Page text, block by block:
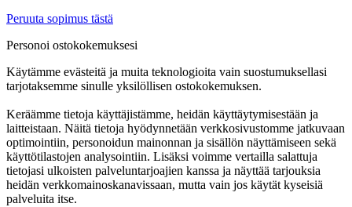
Peruuta sopimus tästä
Personoi ostokokemuksesi
Käytämme evästeitä ja muita teknologioita vain suostumuksellasi
tarjotaksemme sinulle yksilöllisen ostokokemuksen.
Keräämme tietoja käyttäjistämme, heidän käyttäytymisestään ja
laitteistaan. Näitä tietoja hyödynnetään verkkosivustomme jatkuvaan
optimointiin, personoidun mainonnan ja sisällön näyttämiseen sekä
käyttötilastojen analysointiin. Lisäksi voimme vertailla salattuja
tietojasi ulkoisten palveluntarjoajien kanssa ja näyttää tarjouksia
heidän verkkomainoskanavissaan, mutta vain jos käytät kyseisiä
palveluita itse.